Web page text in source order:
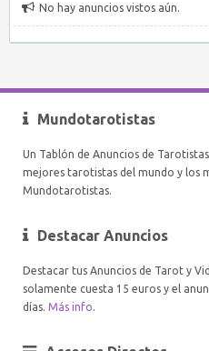
No hay anuncios vistos aún.
Mundotarotistas
Un Tablón de Anuncios de
mejores tarotistas del mundo y los
Mundotarotistas.
Destacar Anuncios
Destacar tus Anuncios de Tarot y
solamente cuesta 15 euros y el
días. Más info.